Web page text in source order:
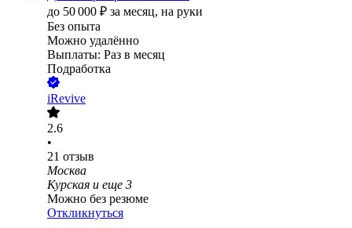
до 50 000 ₽ за месяц, на руки
Без опыта
Можно удалённо
Выплаты: Раз в месяц
Подработка
iRevive
2.6
•
21 отзыв
Москва
Курская и еще 3
Можно без резюме
Откликнуться